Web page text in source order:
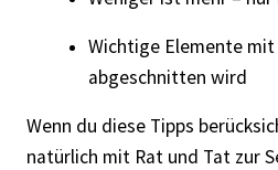
Wichtige Elemente
abgeschnitten wird
Wenn du diese Tipps
natürlich mit Rat und Tat zur